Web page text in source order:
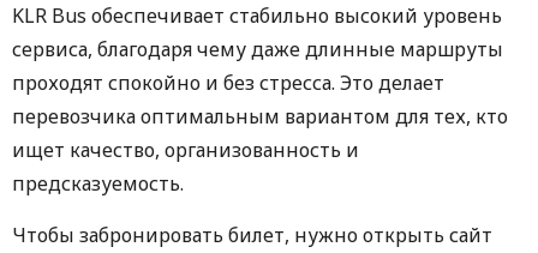
KLR Bus обеспечивает стабильно высокий уровень
сервиса, благодаря чему даже длинные маршруты
проходят спокойно и без стресса. Это делает
перевозчика оптимальным вариантом для тех, кто
ищет качество, организованность и
предсказуемость.
Чтобы забронировать билет, нужно открыть сайт